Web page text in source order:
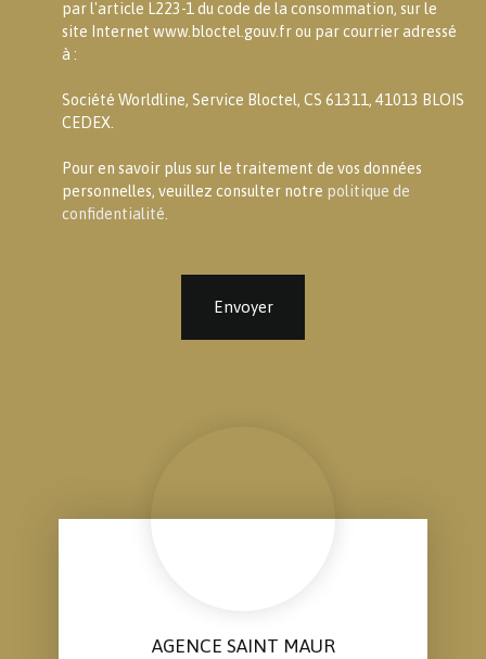
par l'article L223-1 du code de la consommation, sur le
site Internet www.bloctel.gouv.fr ou par courrier adressé
à :
Société Worldline, Service Bloctel, CS 61311, 41013 BLOIS
CEDEX.
Pour en savoir plus sur le traitement de vos données
personnelles, veuillez consulter notre politique de
confidentialité.
Envoyer
AGENCE SAINT MAUR